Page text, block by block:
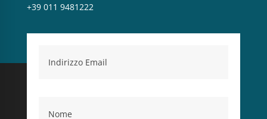
+39 011 9481222